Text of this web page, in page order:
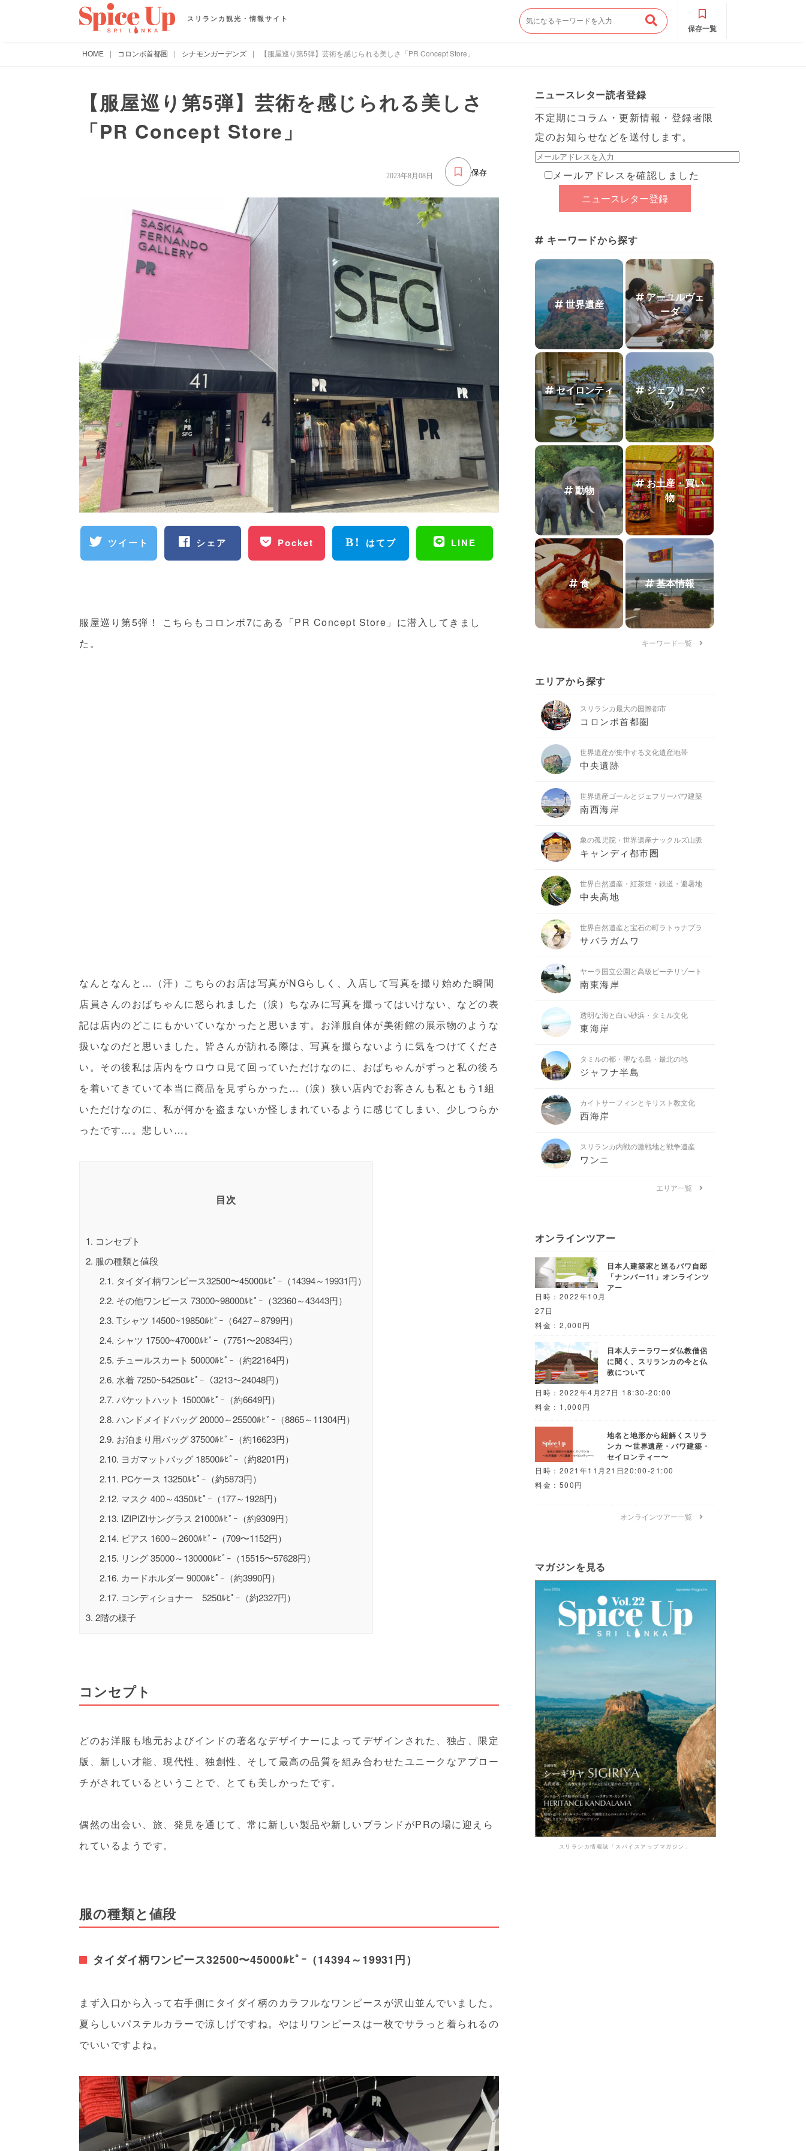
スリランカ観光・情報サイト
保存一覧
HOME | コロンボ首都圏 | シナモンガーデンズ | 【服屋巡り第5弾】芸術を感じられる美しさ「PR Concept Store」
【服屋巡り第5弾】芸術を感じられる美しさ
「PR Concept Store」
保存
2023年8月08日
ツイート シェア Pocket はてブ LINE
服屋巡り第5弾！ こちらもコロンボ7にある「PR Concept Store」に潜入してきまし
た。
なんとなんと…（汗）こちらのお店は写真がNGらしく、入店して写真を撮り始めた瞬間
店員さんのおばちゃんに怒られました（涙）ちなみに写真を撮ってはいけない、などの表
記は店内のどこにもかいていなかったと思います。お洋服自体が美術館の展示物のような
扱いなのだと思いました。皆さんが訪れる際は、写真を撮らないように気をつけてくださ
い。その後私は店内をウロウロ見て回っていただけなのに、おばちゃんがずっと私の後ろ
を着いてきていて本当に商品を見ずらかった…（涙）狭い店内でお客さんも私ともう1組
いただけなのに、私が何かを盗まないか怪しまれているように感じてしまい、少しつらか
ったです…。悲しい…。
目次
1. コンセプト
2. 服の種類と値段
2.1. タイダイ柄ワンピース32500〜45000ﾙﾋﾟｰ（14394～19931円）
2.2. その他ワンピース 73000~98000ﾙﾋﾟｰ（32360～43443円）
2.3. Tシャツ 14500~19850ﾙﾋﾟｰ（6427～8799円）
2.4. シャツ 17500~47000ﾙﾋﾟｰ（7751〜20834円）
2.5. チュールスカート 50000ﾙﾋﾟｰ（約22164円）
2.6. 水着 7250~54250ﾙﾋﾟｰ（3213～24048円）
2.7. バケットハット 15000ﾙﾋﾟｰ（約6649円）
2.8. ハンドメイドバッグ 20000～25500ﾙﾋﾟｰ（8865～11304円）
2.9. お泊まり用バッグ 37500ﾙﾋﾟｰ（約16623円）
2.10. ヨガマットバッグ 18500ﾙﾋﾟｰ（約8201円）
2.11. PCケース 13250ﾙﾋﾟｰ（約5873円）
2.12. マスク 400～4350ﾙﾋﾟｰ（177～1928円）
2.13. IZIPIZIサングラス 21000ﾙﾋﾟｰ（約9309円）
2.14. ピアス 1600～2600ﾙﾋﾟｰ（709〜1152円）
2.15. リング 35000～130000ﾙﾋﾟｰ（15515〜57628円）
2.16. カードホルダー 9000ﾙﾋﾟｰ（約3990円）
2.17. コンディショナー 5250ﾙﾋﾟｰ（約2327円）
3. 2階の様子
コンセプト
どのお洋服も地元およびインドの著名なデザイナーによってデザインされた、独占、限定
版、新しい才能、現代性、独創性、そして最高の品質を組み合わせたユニークなアプロー
チがされているということで、とても美しかったです。
偶然の出会い、旅、発見を通じて、常に新しい製品や新しいブランドがPRの場に迎えら
れているようです。
服の種類と値段
タイダイ柄ワンピース32500〜45000ﾙﾋﾟｰ（14394～19931円）
まず入口から入って右手側にタイダイ柄のカラフルなワンピースが沢山並んでいました。
夏らしいパステルカラーで涼しげですね。やはりワンピースは一枚でサラっと着られるの
でいいですよね。
ニュースレター読者登録
不定期にコラム・更新情報・登録者限
定のお知らせなどを送付します。
メールアドレスを確認しました
キーワードから探す
世界遺産
アーユルヴェ
ーダ
セイロンティ
ー
ジェフリーバ
ワ
動物
お土産・買い
物
食 基本情報
キーワード一覧
エリアから探す
スリランカ最大の国際都市
コロンボ首都圏
世界遺産が集中する文化遺産地帯
中央遺跡
世界遺産ゴールとジェフリーバワ建築
南西海岸
象の孤児院・世界遺産ナックルズ山脈
キャンディ都市圏
世界自然遺産・紅茶畑・鉄道・避暑地
中央高地
世界自然遺産と宝石の町ラトゥナプラ
サバラガムワ
ヤーラ国立公園と高級ビーチリゾート
南東海岸
透明な海と白い砂浜・タミル文化
東海岸
タミルの都・聖なる島・最北の地
ジャフナ半島
カイトサーフィンとキリスト教文化
西海岸
スリランカ内戦の激戦地と戦争遺産
ワンニ
エリア一覧
オンラインツアー
日本人建築家と巡るバワ自邸
「ナンバー11」オンラインツ
アー
日時：2022年10月
27日
料金：2,000円
日本人テーラワーダ仏教僧侶
に聞く、スリランカの今と仏
教について
日時：2022年4月27日 18:30-20:00
料金：1,000円
地名と地形から紐解くスリラ
ンカ 〜世界遺産・バワ建築・
セイロンティー〜
日時：2021年11月21日20:00-21:00
料金：500円
オンラインツアー一覧
マガジンを見る
スリランカ情報誌「スパイスアップマガジン」